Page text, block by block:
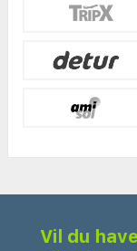
Vil du